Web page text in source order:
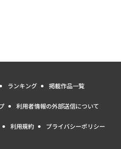
ランキング 掲載作品一覧
利用者情報の外部送信について
利用規約 プライバシーポリシー